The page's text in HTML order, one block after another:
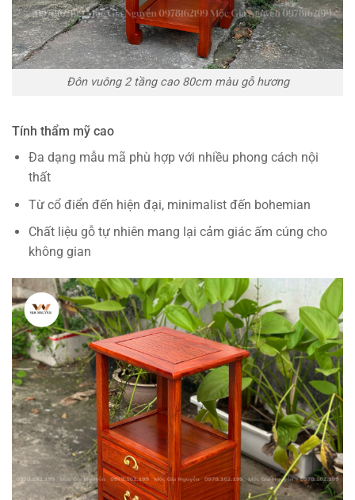
Đôn vuông 2 tầng cao 80cm màu gỗ hương
Tính thẩm mỹ cao
Đa dạng mẫu mã phù hợp với nhiều phong cách nội
thất
Từ cổ điển đến hiện đại, minimalist đến bohemian
Chất liệu gỗ tự nhiên mang lại cảm giác ấm cúng cho
không gian